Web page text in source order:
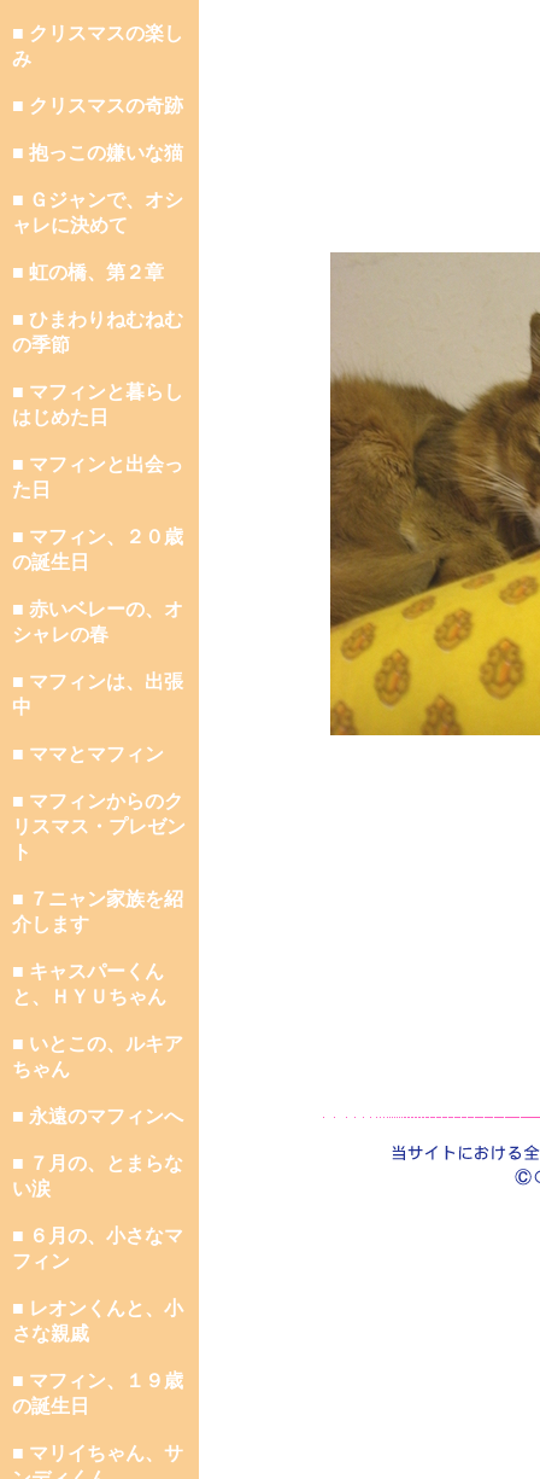
■ クリスマスの楽し
み
■ クリスマスの奇跡
■ 抱っこの嫌いな猫
■ Ｇジャンで、オシ
ャレに決めて
■ 虹の橋、第２章
■ ひまわりねむねむ
の季節
■ マフィンと暮らし
はじめた日
■ マフィンと出会っ
た日
■ マフィン、２０歳
の誕生日
■ 赤いベレーの、オ
シャレの春
■ マフィンは、出張
中
■ ママとマフィン
■ マフィンからのク
リスマス・プレゼン
ト
■ ７ニャン家族を紹
介します
■ キャスパーくん
と、ＨＹＵちゃん
■ いとこの、ルキア
ちゃん
■ 永遠のマフィンへ
■ ７月の、とまらな
い涙
■ ６月の、小さなマ
フィン
■ レオンくんと、小
さな親戚
■ マフィン、１９歳
の誕生日
■ マリイちゃん、サ